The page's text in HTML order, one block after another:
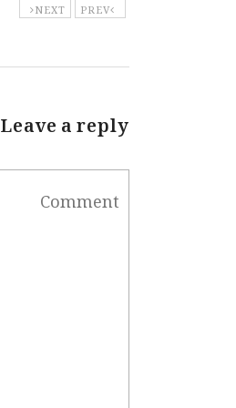
PREV
NEXT
Leave a reply